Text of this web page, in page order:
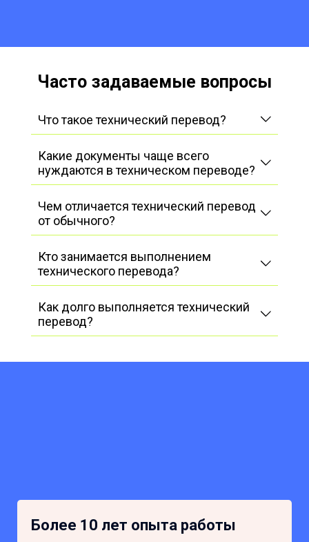
Часто задаваемые вопросы
Что такое технический перевод?
Какие документы чаще всего
нуждаются в техническом переводе?
Чем отличается технический перевод
от обычного?
Кто занимается выполнением
технического перевода?
Как долго выполняется технический
перевод?
Более 10 лет опыта работы